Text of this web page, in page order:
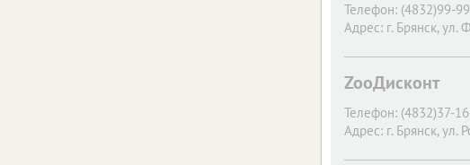
Телефон: (4832)99-
Адрес: г. Брянск, ул.
ZooДисконт
Телефон: (4832)37-
Адрес: г. Брянск, ул.